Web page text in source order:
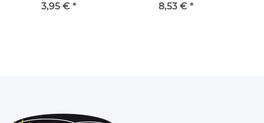
3,95 € *
8,53 € *